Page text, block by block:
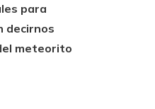
para
decirnos
meteorito